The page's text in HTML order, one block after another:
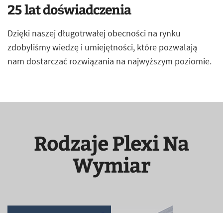
25 lat doświadczenia
Dzięki naszej długotrwałej obecności na rynku
zdobyliśmy wiedzę i umiejętności, które pozwalają
nam dostarczać rozwiązania na najwyższym poziomie.
Rodzaje Plexi Na
Wymiar